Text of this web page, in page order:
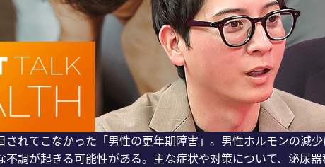
されてこなかった「男性の更年期障害」。男性ホルモンの減
調が起きる可能性がある。主な症状や対策について、泌尿器